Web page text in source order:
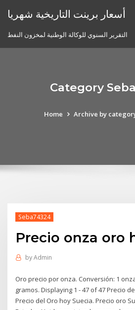
أسعار برينت التاريخية شهريا
التقرير السنوي للوكالة الوطنية لمخزون النفط
Category
Home Archive by
Seba74324
Precio onza oro
byAdmin
Oro precio por onza. Conversión: 1
gramos. Displaying 1 - 47 of 47 Precio
Precio del Oro hoy Suecia. Precio oro